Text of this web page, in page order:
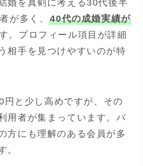
婚を真剣に考える30代後半
が多く、40代の成婚実績が
。プロフィール項目が詳細
相手を見つけやすいのが特
円と少し高めですが、その
用者が集まっています。バ
方にも理解のある会員が多
。